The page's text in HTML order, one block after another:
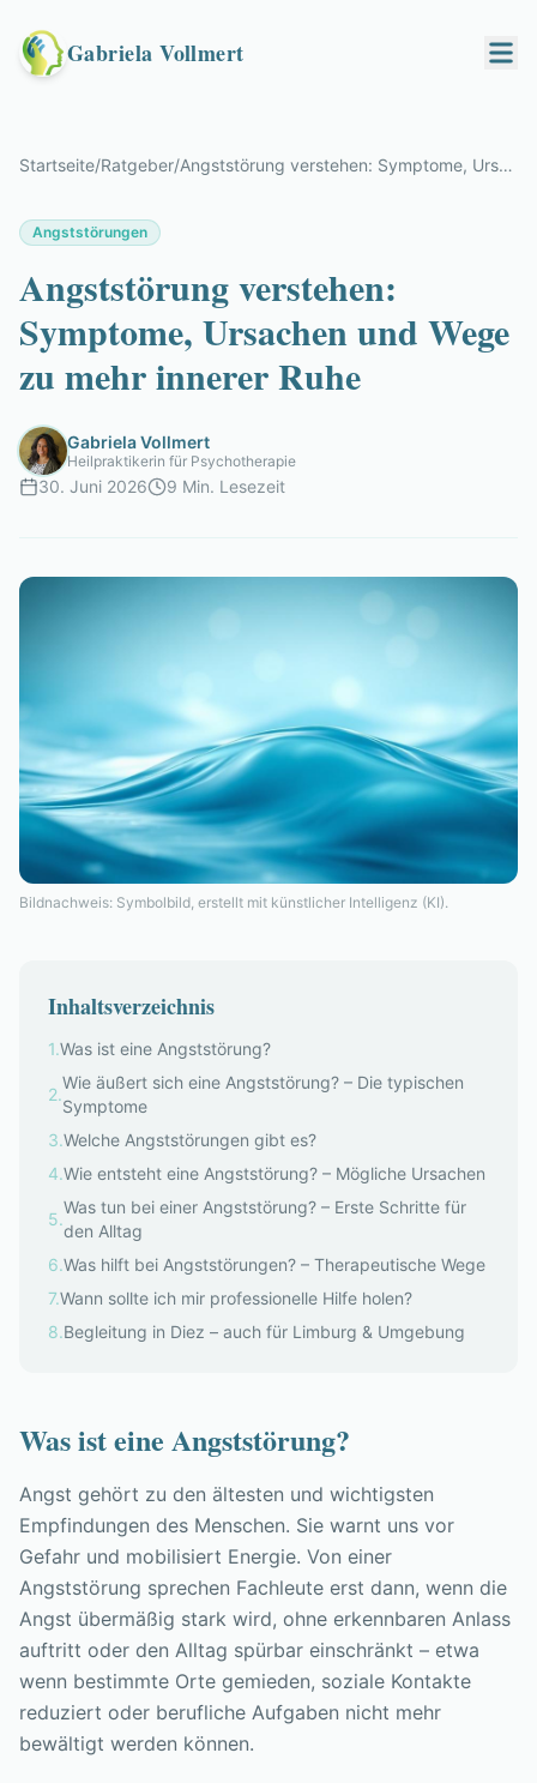
Gabriela Vollmert
Startseite/Ratgeber/ Angststörung verstehen: Symptome, Ursachen und Wege zu mehr innerer Ruhe
Angststörungen
Angststörung verstehen:
Symptome, Ursachen und Wege
zu mehr innerer Ruhe
Gabriela Vollmert
Heilpraktikerin für Psychotherapie
30. Juni 2026 9 Min. Lesezeit
Bildnachweis: Symbolbild, erstellt mit künstlicher Intelligenz (KI).
Inhaltsverzeichnis
1.Was ist eine Angststörung?
2.
Wie äußert sich eine Angststörung? – Die typischen
Symptome
3.Welche Angststörungen gibt es?
4.Wie entsteht eine Angststörung? – Mögliche Ursachen
5.
Was tun bei einer Angststörung? – Erste Schritte für
den Alltag
6.Was hilft bei Angststörungen? – Therapeutische Wege
7.Wann sollte ich mir professionelle Hilfe holen?
8.Begleitung in Diez – auch für Limburg & Umgebung
Was ist eine Angststörung?
Angst gehört zu den ältesten und wichtigsten
Empfindungen des Menschen. Sie warnt uns vor
Gefahr und mobilisiert Energie. Von einer
Angststörung sprechen Fachleute erst dann, wenn die
Angst übermäßig stark wird, ohne erkennbaren Anlass
auftritt oder den Alltag spürbar einschränkt – etwa
wenn bestimmte Orte gemieden, soziale Kontakte
reduziert oder berufliche Aufgaben nicht mehr
bewältigt werden können.